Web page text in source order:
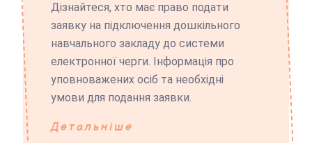
Дізнайтеся, хто має право подати
заявку на підключення дошкільного
навчального закладу до системи
електронної черги. Інформація про
уповноважених осіб та необхідні
умови для подання заявки.
Детальніше